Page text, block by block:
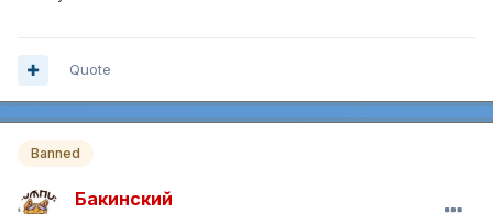
Quote
Banned
Бакинский